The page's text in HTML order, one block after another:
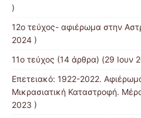
)
12o τεύχος- αφιέρωμα στην
2024 )
11ο τεύχος (14 άρθρα) (29 Ιουν
Επετειακό: 1922-2022.
Μικρασιατική Καταστροφή.
2023 )